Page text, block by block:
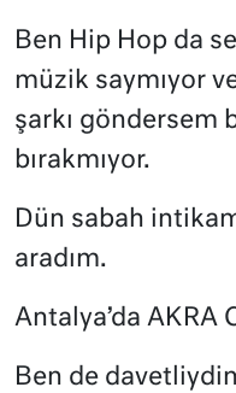
Ben Hip Hop da
müzik saymıyor
şarkı göndersem
bırakmıyor.
Dün sabah
aradım.
Antalya’da AKRA
Ben de